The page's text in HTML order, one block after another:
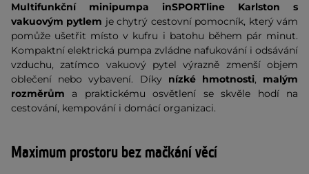
Multifunkční minipumpa inSPORTline Karlston s
vakuovým pytlem je chytrý cestovní pomocník, který vám
pomůže ušetřit místo v kufru i batohu během pár minut.
Kompaktní elektrická pumpa zvládne nafukování i odsávání
vzduchu, zatímco vakuový pytel výrazně zmenší objem
oblečení nebo vybavení. Díky nízké hmotnosti, malým
rozměrům a praktickému osvětlení se skvěle hodí na
cestování, kempování i domácí organizaci.
Maximum prostoru bez mačkání věcí